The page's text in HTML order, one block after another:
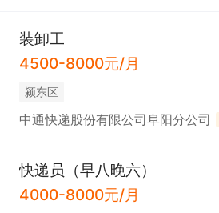
装卸工
4500-8000元/月
颍东区
中通快递股份有限公司阜阳分公司
快递员（早八晚六）
4000-8000元/月